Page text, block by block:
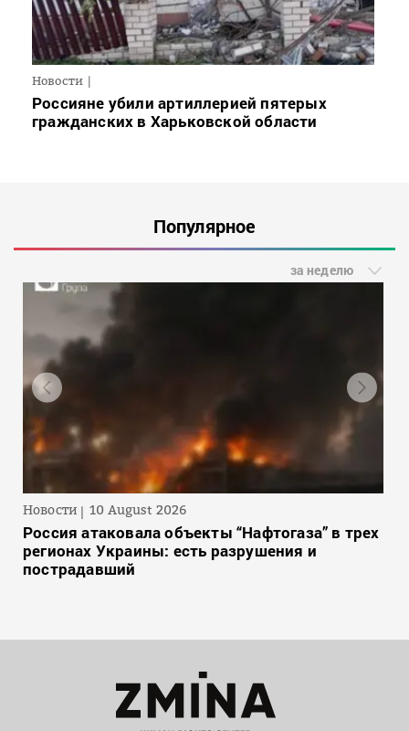
Новости
Россияне убили артиллерией пятерых
гражданских в Харьковской области
Популярное
за неделю
Новости 10 August 2026
Россия атаковала объекты “Нафтогаза” в трех
регионах Украины: есть разрушения и
пострадавший